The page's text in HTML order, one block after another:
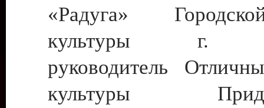
«Радуга»
культуры г.
руководитель
культуры